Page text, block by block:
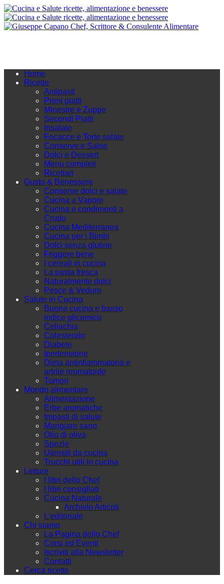
Home
Ricette
Antipasti
Primi piatti
Minestre e Zuppe
Secondi Piatti
Insalate
Focacce e Torte salate
Conserve e Salse
Dolci e Dessert
Menu completi
Ricettari
Gusto & Benessere
Conserve dolci e salate
Cucina a Vapore
Cucina e condimenti a
Crudo
Cucina Mediterranea
Cucina per i Bimbi
Dolci senza glutine
Friggere bene
I cereali in cucina
La pasta fresca
Naturalmente dolci
Pesce & Vedure
Salute in Cucina
Buona cucina e basso
indice glicemico
Celiachia
Colesterolo
Diabete
Ipertensione
Dieta antinfiammatoria e
artrite reumatoide
Tumori
Mondo alimentare
Alimentazione
Erbe aromatiche
Impasti di salute
Mangiare sano
Olio di oliva
Spezie
Utensili da cucina
Trucchi utili in cucina
Letture
I libri dello Chef
I libri consigliati
Cucina Naturale
Archivio Articoli
L'editoriale
Chi siamo
La Pagina dello Chef
Corsi ed Eventi
Iscriviti alla Newsletter
Contatti
Cerca ricette